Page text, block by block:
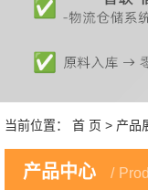
当前位置： 首 页 > 产品
产品中心